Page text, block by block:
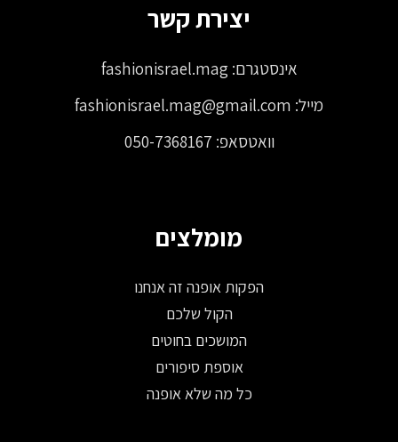
יצירת קשר
אינסטגרם:fashionisrael.mag
מייל: fashionisrael.mag@gmail.com
וואטסאפ: 050-7368167
מומלצים
הפקות אופנה זה אנחנו
הקול שלכם
המושכים בחוטים
אוספת סיפורים
כל מה שלא אופנה